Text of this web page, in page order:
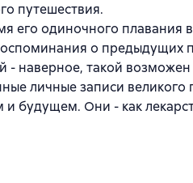
путешествия.
его одиночного плавания
о предыдущих
наверное, такой
личные записи великого
будущем. Они - как